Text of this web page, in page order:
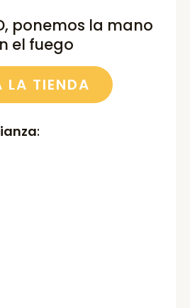
ponemos la mano
el fuego
LA TIENDA
: